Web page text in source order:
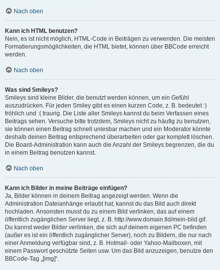
Nach oben
Kann ich HTML benutzen?
Nein, es ist nicht möglich, HTML-Code in Beiträgen zu verwenden. Die meisten
Formatierungsmöglichkeiten, die HTML bietet, können über BBCode erreicht
werden.
Nach oben
Was sind Smileys?
Smileys sind kleine Bilder, die benutzt werden können, um ein Gefühl
auszudrücken. Für jeden Smiley gibt es einen kurzen Code, z. B. bedeutet :)
fröhlich und :( traurig. Die Liste aller Smileys kannst du beim Verfassen eines
Beitrags sehen. Versuche bitte trotzdem, Smileys nicht zu häufig zu benutzen,
sie können einen Beitrag schnell unlesbar machen und ein Moderator könnte
deshalb deinen Beitrag entsprechend überarbeiten oder gar komplett löschen.
Die Board-Administration kann auch die Anzahl der Smileys begrenzen, die du
in einem Beitrag benutzen kannst.
Nach oben
Kann ich Bilder in meine Beiträge einfügen?
Ja, Bilder können in deinem Beitrag angezeigt werden. Wenn die
Administration Dateianhänge erlaubt hat, kannst du das Bild auch direkt
hochladen. Ansonsten musst du zu einem Bild verlinken, das auf einem
öffentlich zugänglichen Server liegt, z. B. http://www.domain.tld/mein-bild.gif.
Du kannst weder Bilder verlinken, die sich auf deinem eigenen PC befinden
(außer es ist ein öffentlich zugänglicher Server), noch zu Bildern, die nur nach
einer Anmeldung verfügbar sind, z. B. Hotmail- oder Yahoo-Mailboxen, mit
einem Passwort geschützte Seiten usw. Um das Bild anzuzeigen, benutze den
BBCode-Tag „[img]“.